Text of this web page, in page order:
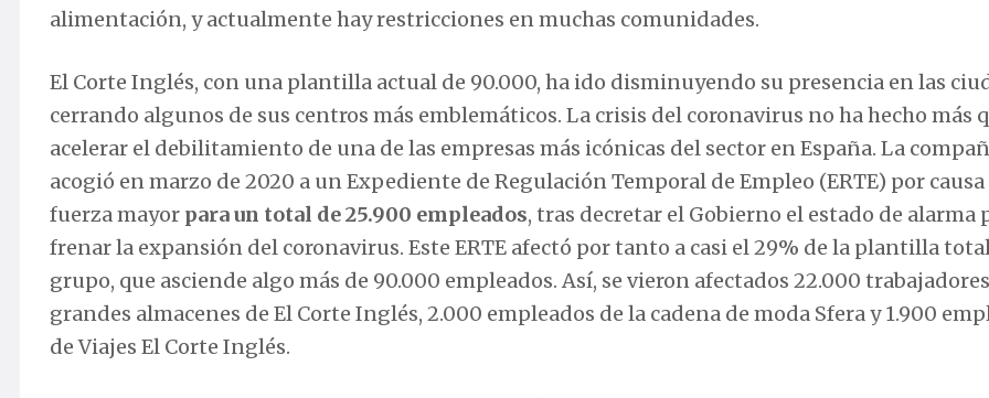
alimentación, y actualmente hay restricciones en muchas comunidades.
El Corte Inglés, con una plantilla actual de 90.000, ha ido disminuyendo su presencia en las
cerrando algunos de sus centros más emblemáticos. La crisis del coronavirus no ha hecho más
acelerar el debilitamiento de una de las empresas más icónicas del sector en España. La
acogió en marzo de 2020 a un Expediente de Regulación Temporal de Empleo (ERTE) por causa
fuerza mayor para un total de 25.900 empleados, tras decretar el Gobierno el estado de alarma
frenar la expansión del coronavirus. Este ERTE afectó por tanto a casi el 29% de la plantilla
grupo, que asciende algo más de 90.000 empleados. Así, se vieron afectados 22.000
grandes almacenes de El Corte Inglés, 2.000 empleados de la cadena de moda Sfera y 1.900
de Viajes El Corte Inglés.